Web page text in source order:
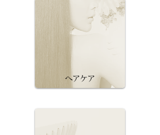
ヘアケア